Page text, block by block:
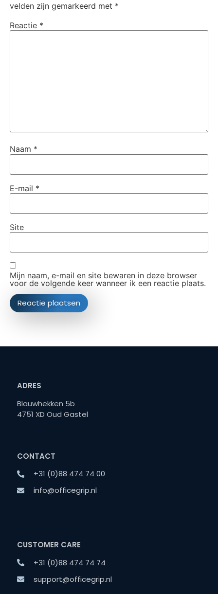
velden zijn gemarkeerd met *
Reactie *
Naam *
E-mail *
Site
Mijn naam, e-mail en site bewaren in deze browser
voor de volgende keer wanneer ik een reactie plaats.
ADRES
Blauwhekken 5b
4751 XD Oud Gastel
CONTACT
+31 (0)88 474 74 00
info@officegrip.nl
CUSTOMER CARE
+31 (0)88 474 74 74
support@officegrip.nl